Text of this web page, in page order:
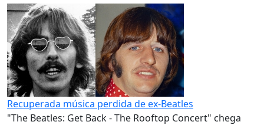
Recuperada música perdida de ex-Beatles
"The Beatles: Get Back - The Rooftop Concert" chega